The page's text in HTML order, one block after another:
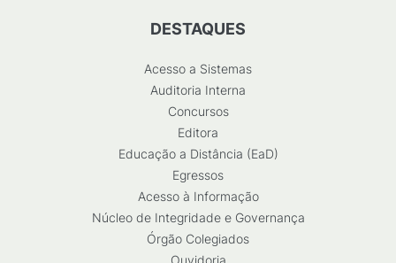
DESTAQUES
Acesso a Sistemas
Auditoria Interna
Concursos
Editora
Educação a Distância (EaD)
Egressos
Acesso à Informação
Núcleo de Integridade e Governança
Órgão Colegiados
Ouvidoria